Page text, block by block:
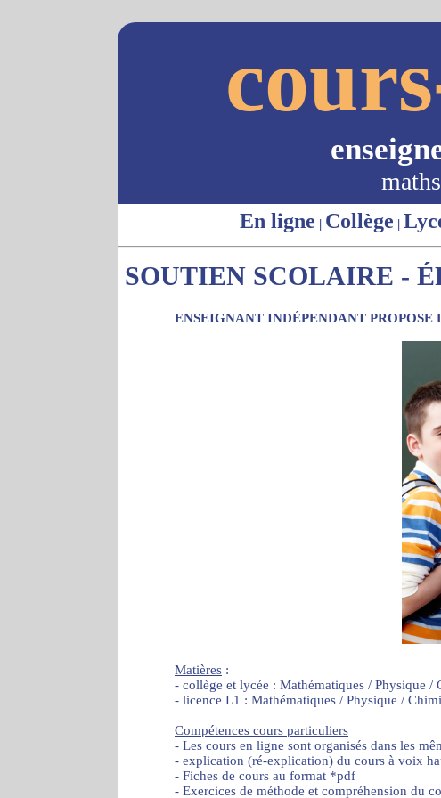
En ligne | Collège |
SOUTIEN SCOLAIRE -
ENSEIGNANT INDÉPENDANT
Matières :
- collège et lycée : Mathématiques / Physique
- licence L1 : Mathématiques / Physique /
Compétences cours particuliers
- Les cours en ligne sont organisés dans les
- explication (ré-explication) du cours à voix
- Fiches de cours au format *pdf
- Exercices de méthode et compréhension du